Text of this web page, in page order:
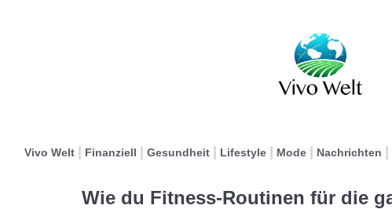
Vivo Welt Finanziell Gesundheit Lifestyle Mode Nachrichten
Wie du Fitness-Routinen für die